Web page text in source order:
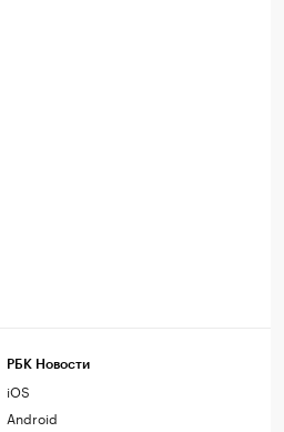
РБК Новости
iOS
Android